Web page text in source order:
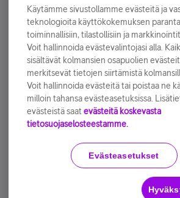
sähköpostiisi.
Tilaa nyt
Käyttöehdot Accessibility
Evästeasetukset
Käytämme sivustollamme evästeitä ja
teknologioita käyttökokemuksen
toiminnallisiin, tilastollisiin ja
Voit hallinnoida evästevalintojasi alla.
sisältävät kolmansien osapuolien
merkitsevät tietojen siirtämistä
Voit hallinnoida evästeitä tai poistaa ne
milloin tahansa evästeasetuksissa.
evästeistä saat evästeitä koskevasta
tietosuojaselosteestamme.
Evästeasetukset